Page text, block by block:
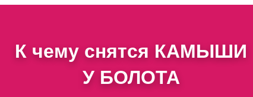
К чему снятся КАМЫШИ
У БОЛОТА